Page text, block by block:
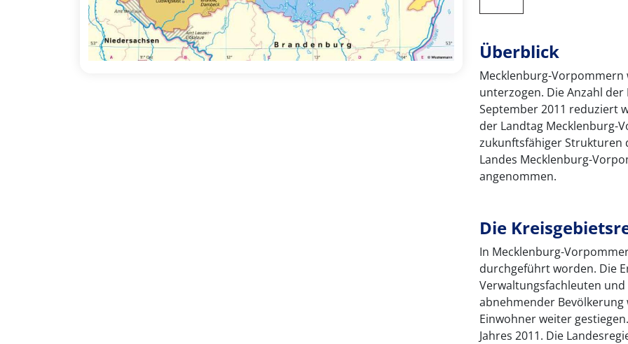
Überblick
Mecklenburg-
unterzogen. Die Anzahl
September 2011 reduziert
der Landtag Mecklenburg-
zukunftsfähiger Strukturen
Landes Mecklenburg-
angenommen.
Die
In Mecklenburg-
durchgeführt worden. Die
Verwaltungsfachleuten
abnehmender
Einwohner weiter
Jahres 2011. Die